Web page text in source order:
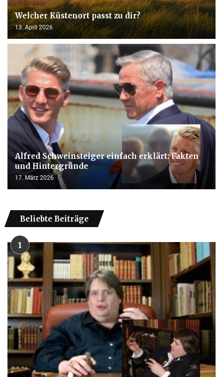
Welcher Küstenort passt zu dir?
13. April 2026
Alfred Schweinsteiger einfach erklärt: Fakten
und Hintergründe
17. März 2026
Beliebte Beiträge
1